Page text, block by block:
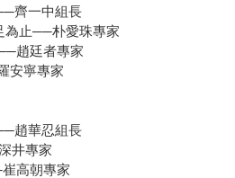
齊一中組長
為止──朴愛珠專家
趙廷者專家
安寧專家
趙華忍組長
井專家
高朝專家